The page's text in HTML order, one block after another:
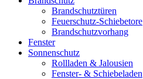
Brandschutztüren
Feuerschutz-Schiebetore
Brandschutzvorhang
Fenster
Sonnenschutz
Rollladen & Jalousien
Fenster- & Schiebeladen